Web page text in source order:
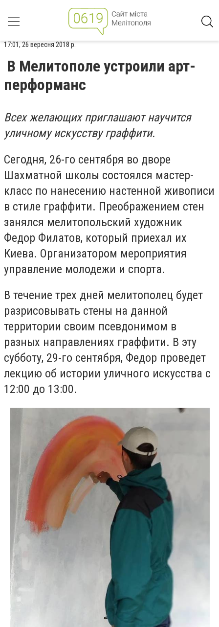
17:01, 26 вересня 2018 р.
В Мелитополе устроили арт-
перформанс
Всех желающих приглашают научится
уличному искусству граффити.
Сегодня, 26-го сентября во дворе
Шахматной школы состоялся мастер-
класс по нанесению настенной живописи
в стиле граффити. Преображением стен
занялся мелитопольский художник
Федор Филатов, который приехал их
Киева. Организатором мероприятия
управление молодежи и спорта.
В течение трех дней мелитополец будет
разрисовывать стены на данной
территории своим псевдонимом в
разных направлениях граффити. В эту
субботу, 29-го сентября, Федор проведет
лекцию об истории уличного искусства с
12:00 до 13:00.